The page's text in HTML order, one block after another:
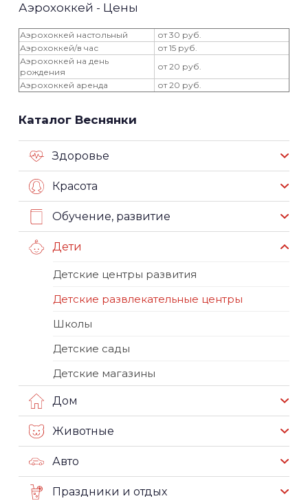
Аэрохоккей - Цены
Аэрохоккей настольный
от 30 руб.
Аэрохоккей/в час
от 15 руб.
Аэрохоккей на день
рождения
от 20 руб.
Аэрохоккей аренда
от 20 руб.
Каталог Веснянки
Здоровье
Красота
Обучение, развитие
Дети
Детские центры развития
Детские развлекательные центры
Школы
Детские сады
Детские магазины
Дом
Животные
Авто
Праздники и отдых